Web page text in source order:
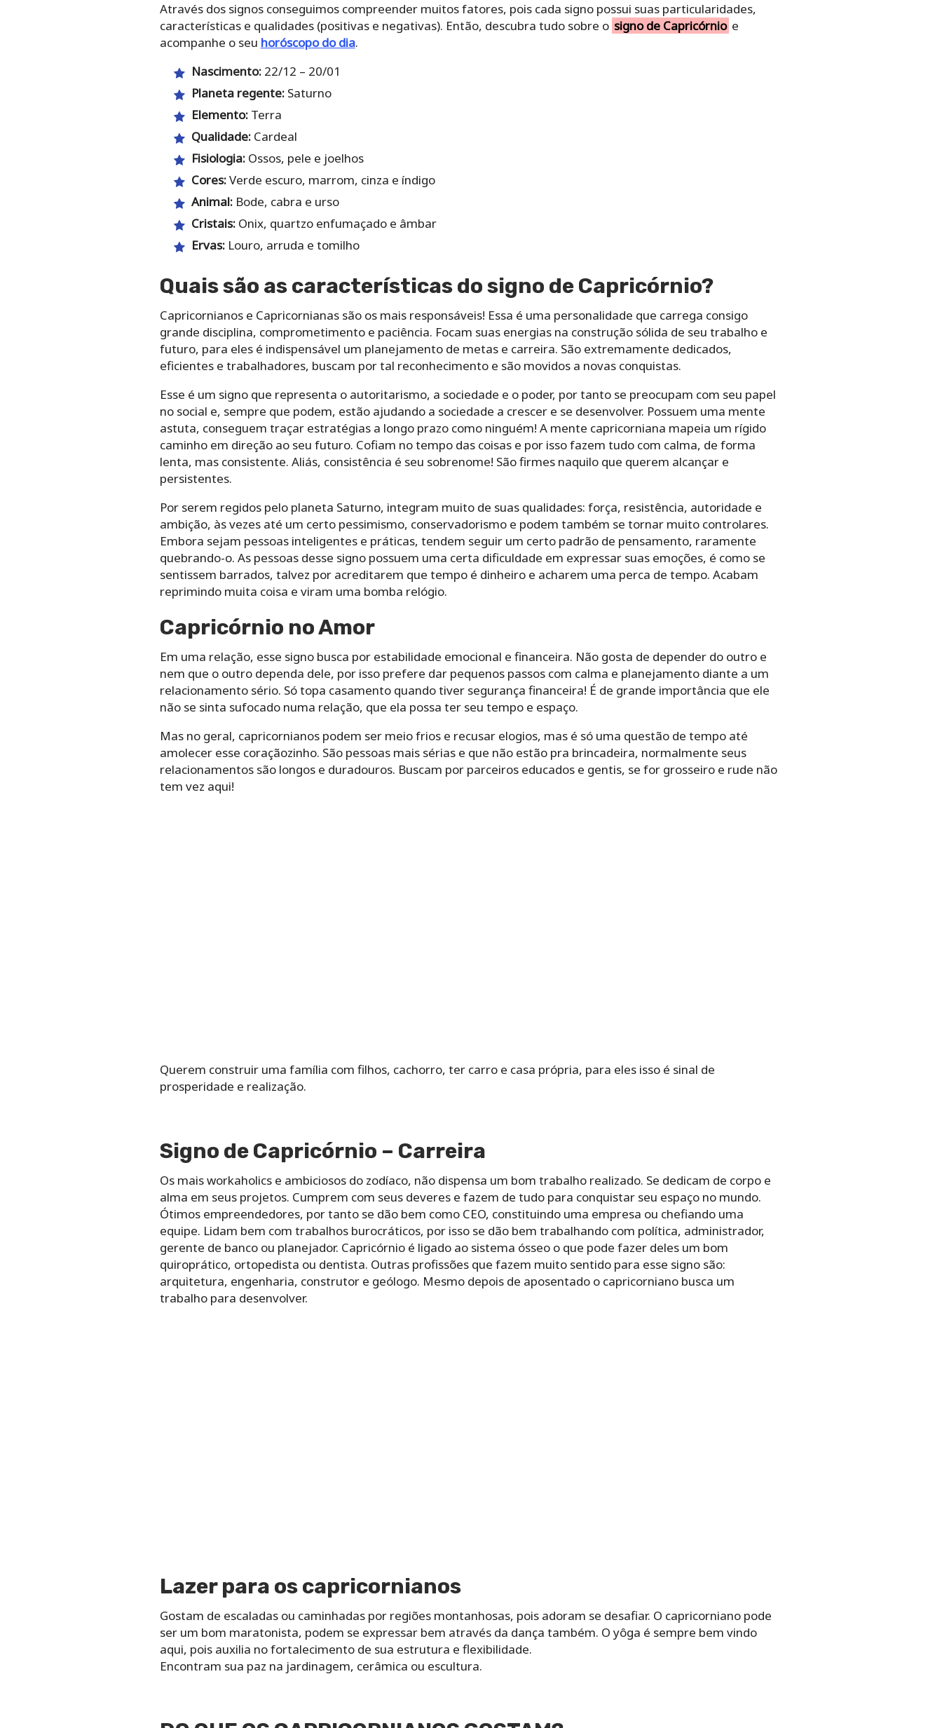
Através dos signos conseguimos compreender muitos fatores, pois cada signo possui suas particularidades,
características e qualidades (positivas e negativas). Então, descubra tudo sobre o signo de Capricórnio e
acompanhe o seu horóscopo do dia.
Nascimento:22/12 – 20/01
Planeta regente:Saturno
Elemento:Terra
Qualidade:Cardeal
Fisiologia:Ossos, pele e joelhos
Cores:Verde escuro, marrom, cinza e índigo
Animal:Bode, cabra e urso
Cristais:Onix, quartzo enfumaçado e âmbar
Ervas:Louro, arruda e tomilho
Quais são as características do signo de Capricórnio?
Capricornianos e Capricornianas são os mais responsáveis! Essa é uma personalidade que carrega consigo
grande disciplina, comprometimento e paciência. Focam suas energias na construção sólida de seu trabalho e
futuro, para eles é indispensável um planejamento de metas e carreira. São extremamente dedicados,
eficientes e trabalhadores, buscam por tal reconhecimento e são movidos a novas conquistas.
Esse é um signo que representa o autoritarismo, a sociedade e o poder, por tanto se preocupam com seu papel
no social e, sempre que podem, estão ajudando a sociedade a crescer e se desenvolver. Possuem uma mente
astuta, conseguem traçar estratégias a longo prazo como ninguém! A mente capricorniana mapeia um rígido
caminho em direção ao seu futuro. Cofiam no tempo das coisas e por isso fazem tudo com calma, de forma
lenta, mas consistente. Aliás, consistência é seu sobrenome! São firmes naquilo que querem alcançar e
persistentes.
Por serem regidos pelo planeta Saturno, integram muito de suas qualidades: força, resistência, autoridade e
ambição, às vezes até um certo pessimismo, conservadorismo e podem também se tornar muito controlares.
Embora sejam pessoas inteligentes e práticas, tendem seguir um certo padrão de pensamento, raramente
quebrando-o. As pessoas desse signo possuem uma certa dificuldade em expressar suas emoções, é como se
sentissem barrados, talvez por acreditarem que tempo é dinheiro e acharem uma perca de tempo. Acabam
reprimindo muita coisa e viram uma bomba relógio.
Capricórnio no Amor
Em uma relação, esse signo busca por estabilidade emocional e financeira. Não gosta de depender do outro e
nem que o outro dependa dele, por isso prefere dar pequenos passos com calma e planejamento diante a um
relacionamento sério. Só topa casamento quando tiver segurança financeira! É de grande importância que ele
não se sinta sufocado numa relação, que ela possa ter seu tempo e espaço.
Mas no geral, capricornianos podem ser meio frios e recusar elogios, mas é só uma questão de tempo até
amolecer esse coraçãozinho. São pessoas mais sérias e que não estão pra brincadeira, normalmente seus
relacionamentos são longos e duradouros. Buscam por parceiros educados e gentis, se for grosseiro e rude não
tem vez aqui!
Querem construir uma família com filhos, cachorro, ter carro e casa própria, para eles isso é sinal de
prosperidade e realização.
Signo de Capricórnio – Carreira
Os mais workaholics e ambiciosos do zodíaco, não dispensa um bom trabalho realizado. Se dedicam de corpo e
alma em seus projetos. Cumprem com seus deveres e fazem de tudo para conquistar seu espaço no mundo.
Ótimos empreendedores, por tanto se dão bem como CEO, constituindo uma empresa ou chefiando uma
equipe. Lidam bem com trabalhos burocráticos, por isso se dão bem trabalhando com política, administrador,
gerente de banco ou planejador. Capricórnio é ligado ao sistema ósseo o que pode fazer deles um bom
quiroprático, ortopedista ou dentista. Outras profissões que fazem muito sentido para esse signo são:
arquitetura, engenharia, construtor e geólogo. Mesmo depois de aposentado o capricorniano busca um
trabalho para desenvolver.
Lazer para os capricornianos
Gostam de escaladas ou caminhadas por regiões montanhosas, pois adoram se desafiar. O capricorniano pode
ser um bom maratonista, podem se expressar bem através da dança também. O yôga é sempre bem vindo
aqui, pois auxilia no fortalecimento de sua estrutura e flexibilidade.
Encontram sua paz na jardinagem, cerâmica ou escultura.